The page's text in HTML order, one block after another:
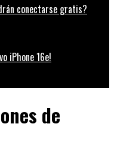
conectarse gratis?
iPhone 16e!
de